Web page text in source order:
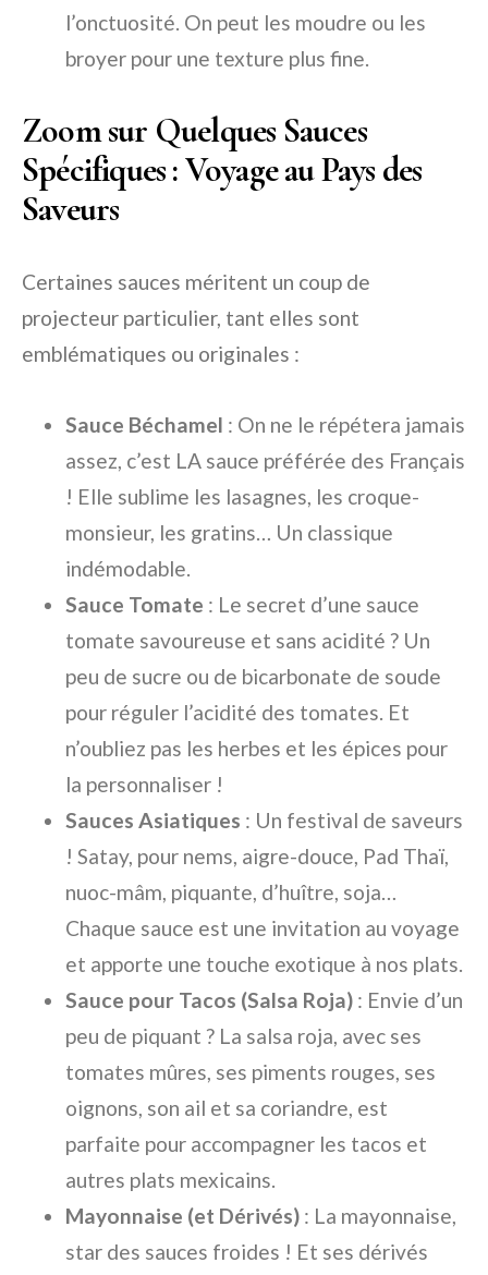
l’onctuosité. On peut les moudre ou les
broyer pour une texture plus fine.
Zoom sur Quelques Sauces
Spécifiques : Voyage au Pays des
Saveurs
Certaines sauces méritent un coup de
projecteur particulier, tant elles sont
emblématiques ou originales :
Sauce Béchamel : On ne le répétera jamais
assez, c’est LA sauce préférée des Français
! Elle sublime les lasagnes, les croque-
monsieur, les gratins… Un classique
indémodable.
Sauce Tomate : Le secret d’une sauce
tomate savoureuse et sans acidité ? Un
peu de sucre ou de bicarbonate de soude
pour réguler l’acidité des tomates. Et
n’oubliez pas les herbes et les épices pour
la personnaliser !
Sauces Asiatiques : Un festival de saveurs
! Satay, pour nems, aigre-douce, Pad Thaï,
nuoc-mâm, piquante, d’huître, soja…
Chaque sauce est une invitation au voyage
et apporte une touche exotique à nos plats.
Sauce pour Tacos (Salsa Roja) : Envie d’un
peu de piquant ? La salsa roja, avec ses
tomates mûres, ses piments rouges, ses
oignons, son ail et sa coriandre, est
parfaite pour accompagner les tacos et
autres plats mexicains.
Mayonnaise (et Dérivés) : La mayonnaise,
star des sauces froides ! Et ses dérivés